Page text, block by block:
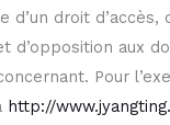
d’un droit d’accès,
d’opposition aux
Pour
http://